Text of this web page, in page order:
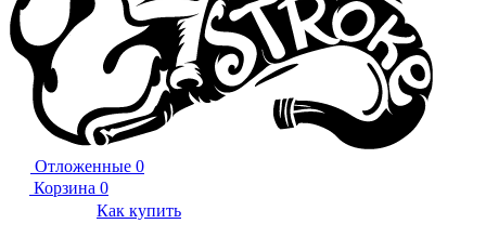
Отложенные 0
Корзина 0
Как купить